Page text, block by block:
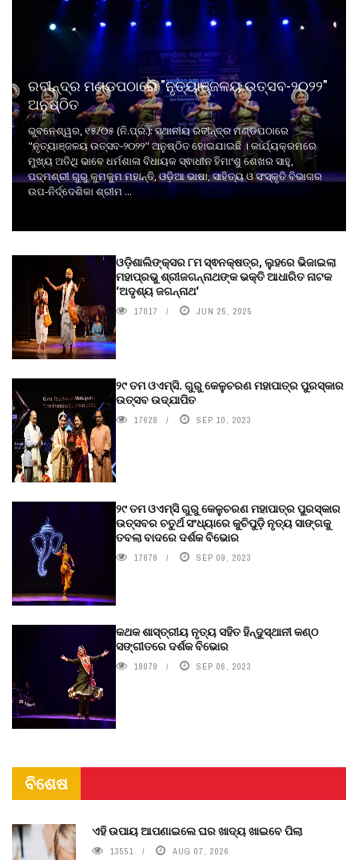
ରବୀନ୍ଦ୍ର ମଣ୍ଡପଠାରେ "ନୃତ୍ୟାଞ୍ଜଳୟ ଉତ୍ସବ-୨୦୨୨"
ଅନୁଷ୍ଠିତ
ଭୁବନେଶ୍ୱର, ୧୫/୦୫ (ନି.ପ୍ର.): ସ୍ଥାନୀୟ ରବୀନ୍ଦ୍ର ମଣ୍ଡପଠାରେ
"ନୃତ୍ୟାଞ୍ଜଳୟ ଉତ୍ସବ-୨୦୨୨" ଅନୁଷ୍ଠିତ ହୋଇଯାଇଛି । କାର୍ଯ୍ୟକ୍ରମରେ
ମୁଖ୍ୟ ଅତିଥି ଭାବେ ଧର୍ମଶାଳା ବିଧାୟକ ସ୍ଵାଧୀନ ହିମାଂଶୁ ଶେଖର ସାହୁ,
ପଦ୍ମଶ୍ରୀ ଗୁରୁ କୁମକୁମ ମହାନ୍ତି, ଓଡ଼ିଆ ଭାଷା, ସାହିତ୍ୟ ଓ ସଂସ୍କୃତି ବିଭାଗର
ଉପ-ନିର୍ଦ୍ଦେଶିକା ଶ୍ରୀମ ...
ଓଡ଼ିଶାଲିଙ୍କ୍ସର ୮ମ ସ୍ଵନକ୍ଷତ୍ର, ଲୁହରେ ଭିଜାଇଲା
ମହାପ୍ରଭୁ ଶ୍ରୀଜଗନ୍ନାଥଙ୍କ ଭକ୍ତି ଆଧାରିତ ନାଟକ
‘ଅଦୃଶ୍ୟ ଜଗନ୍ନାଥ‘
17017 JUN 25, 2025
୨୯ ତମ ଓଏମ୍‌ସି. ଗୁରୁ କେଳୁଚରଣ ମହାପାତ୍ର ପୁରସ୍କାର
ଉତ୍ସବ ଉଦ୍‍ଯାପିତ
17628 SEP 10, 2023
୨୯ ତମ ଓଏମ୍‌ସି ଗୁରୁ କେଳୁଚରଣ ମହାପାତ୍ର ପୁରସ୍କାର
ଉତ୍ସବର ଚତୁର୍ଥ ସଂଧ୍ୟାରେ କୁଚିପୁଡ଼ି ନୃତ୍ୟ ସାଙ୍ଗକୁ
ତବଲା ବାଦରେ ଦର୍ଶକ ବିଭୋର
17679 SEP 09, 2023
କଥକ ଶାସ୍ତ୍ରୀୟ ନୃତ୍ୟ ସହିତ ହିନ୍ଦୁସ୍ଥାନୀ କଣ୍ଠ
ସଙ୍ଗୀତରେ ଦର୍ଶକ ବିଭୋର
18079 SEP 06, 2023
ବିଶେଷ
ଏହି ଉପାୟ ଆପଣାଇଲେ ଘର ଖାଦ୍ୟ ଖାଇବେ ପିଲା
13551 AUG 07, 2026